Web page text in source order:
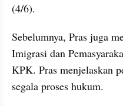
(4/6).
Sebelumnya, Pras juga
Imigrasi dan
KPK. Pras menjelaskan
segala proses hukum.